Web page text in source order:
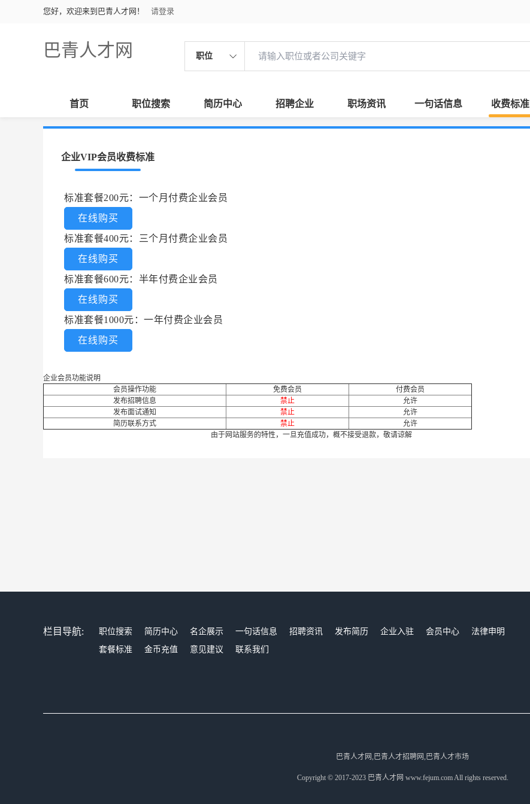
您好，欢迎来到巴青人才网！ 请登录
巴青人才网 职位
首页 职位搜索 简历中心 招聘企业 职场资讯 一句话信息 收费标准
企业VIP会员收费标准
标准套餐200元：一个月付费企业会员
在线购买
标准套餐400元：三个月付费企业会员
在线购买
标准套餐600元：半年付费企业会员
在线购买
标准套餐1000元：一年付费企业会员
在线购买
企业会员功能说明
会员操作功能
免费会员
付费会员
发布招聘信息
禁止
允许
发布面试通知
禁止
允许
简历联系方式
禁止
允许
由于网站服务的特性，一旦充值成功，概不接受退款，敬请谅解
栏目导航: 职位搜索 简历中心 名企展示 一句话信息 招聘资讯 发布简历 企业入驻 会员中心
法律申明
套餐标准
金币充值 意见建议 联系我们
巴青人才网,巴青人才招聘网,巴青人才市场
Copyright © 2017-2023 巴青人才网 www.fejum.com All rights reserved.